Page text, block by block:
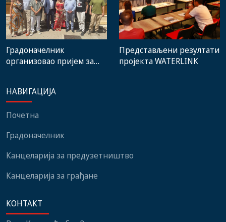
Градоначелник
организовао пријем за
медитеранског филма
Представљени резултати
пројекта WATERLINK
НАВИГАЦИЈА
Почетна
Градоначелник
Канцеларија за предузетништво
Канцеларија за грађане
КОНТАКТ